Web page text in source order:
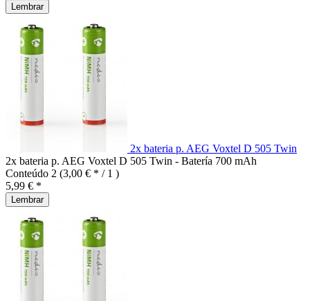
Lembrar
2x bateria p. AEG Voxtel D 505 Twin
2x bateria p. AEG Voxtel D 505 Twin - Batería 700 mAh
Conteúdo 2 (3,00 € * / 1 )
5,99 € *
Lembrar